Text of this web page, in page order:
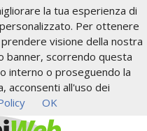
la tua esperienza di
Per ottenere
visione della nostra
banner, scorrendo questa
interno o proseguendo la
acconsenti all'uso dei
OK